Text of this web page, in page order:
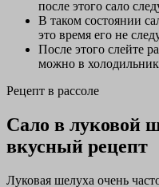
после этого сало
В таком состоянии
это время его не
После этого слейте
можно в
Рецепт в рассоле
Сало в луковой
вкусный рецепт
Луковая шелуха очень